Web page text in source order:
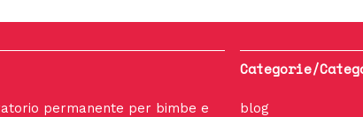
permanente per bimbe e
Categorie/
blog